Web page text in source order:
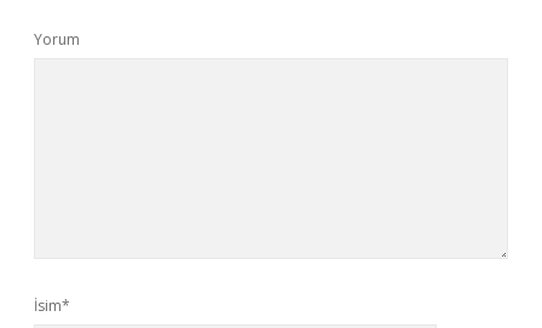
Yorum
İsim*